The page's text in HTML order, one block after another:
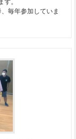
。
毎年参加していま